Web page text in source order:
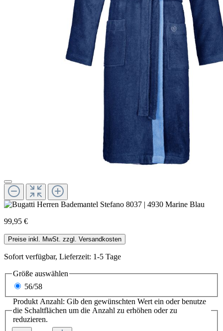
99,95 €
Preise inkl. MwSt. zzgl. Versandkosten
Sofort verfügbar, Lieferzeit: 1-5 Tage
Größe auswählen
56/58
Produkt Anzahl: Gib den gewünschten Wert ein oder benutze
die Schaltflächen um die Anzahl zu erhöhen oder zu
reduzieren.